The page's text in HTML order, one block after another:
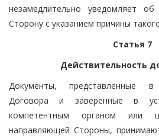
незамедлительно уведомляет
Сторону с указанием причины
Статья 7
Действительность
Документы, представленные
Договора и заверенные в
компетентным органом или
направляющей Стороны,